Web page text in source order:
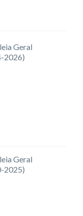
Geral
2026)
Geral
2025)